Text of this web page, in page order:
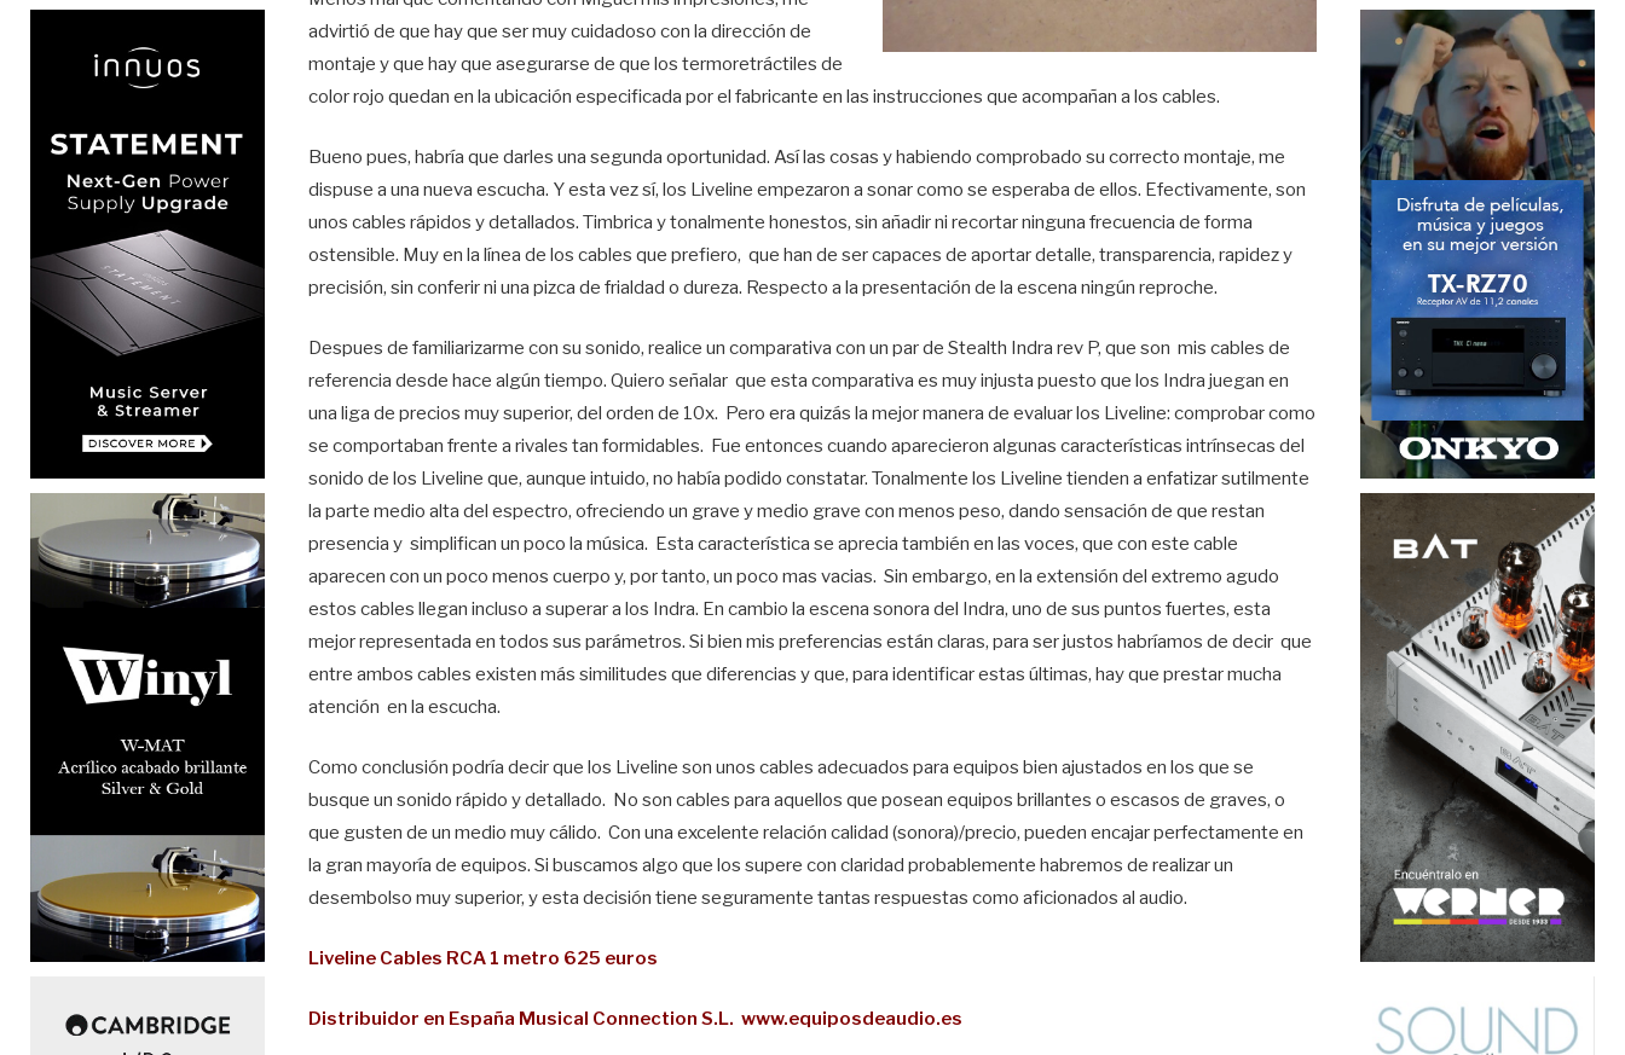
advirtió de que hay que ser muy cuidadoso con la dirección de
montaje y que hay que asegurarse de que los termoretráctiles de
color rojo quedan en la ubicación especificada por el fabricante en las instrucciones que acompañan a los cables.
Bueno pues, habría que darles una segunda oportunidad. Así las cosas y habiendo comprobado su correcto montaje, me
dispuse a una nueva escucha. Y esta vez sí, los Liveline empezaron a sonar como se esperaba de ellos. Efectivamente, son
unos cables rápidos y detallados. Timbrica y tonalmente honestos, sin añadir ni recortar ninguna frecuencia de forma
ostensible. Muy en la línea de los cables que prefiero, que han de ser capaces de aportar detalle, transparencia, rapidez y
precisión, sin conferir ni una pizca de frialdad o dureza. Respecto a la presentación de la escena ningún reproche.
Despues de familiarizarme con su sonido, realice un comparativa con un par de Stealth Indra rev P, que son mis cables de
referencia desde hace algún tiempo. Quiero señalar que esta comparativa es muy injusta puesto que los Indra juegan en
una liga de precios muy superior, del orden de 10x. Pero era quizás la mejor manera de evaluar los Liveline: comprobar como
se comportaban frente a rivales tan formidables. Fue entonces cuando aparecieron algunas características intrínsecas del
sonido de los Liveline que, aunque intuido, no había podido constatar. Tonalmente los Liveline tienden a enfatizar sutilmente
la parte medio alta del espectro, ofreciendo un grave y medio grave con menos peso, dando sensación de que restan
presencia y simplifican un poco la música. Esta característica se aprecia también en las voces, que con este cable
aparecen con un poco menos cuerpo y, por tanto, un poco mas vacias. Sin embargo, en la extensión del extremo agudo
estos cables llegan incluso a superar a los Indra. En cambio la escena sonora del Indra, uno de sus puntos fuertes, esta
mejor representada en todos sus parámetros. Si bien mis preferencias están claras, para ser justos habríamos de decir que
entre ambos cables existen más similitudes que diferencias y que, para identificar estas últimas, hay que prestar mucha
atención en la escucha.
Como conclusión podría decir que los Liveline son unos cables adecuados para equipos bien ajustados en los que se
busque un sonido rápido y detallado. No son cables para aquellos que posean equipos brillantes o escasos de graves, o
que gusten de un medio muy cálido. Con una excelente relación calidad (sonora)/precio, pueden encajar perfectamente en
la gran mayoría de equipos. Si buscamos algo que los supere con claridad probablemente habremos de realizar un
desembolso muy superior, y esta decisión tiene seguramente tantas respuestas como aficionados al audio.
Liveline Cables RCA 1 metro 625 euros
Distribuidor en España Musical Connection S.L. www.equiposdeaudio.es